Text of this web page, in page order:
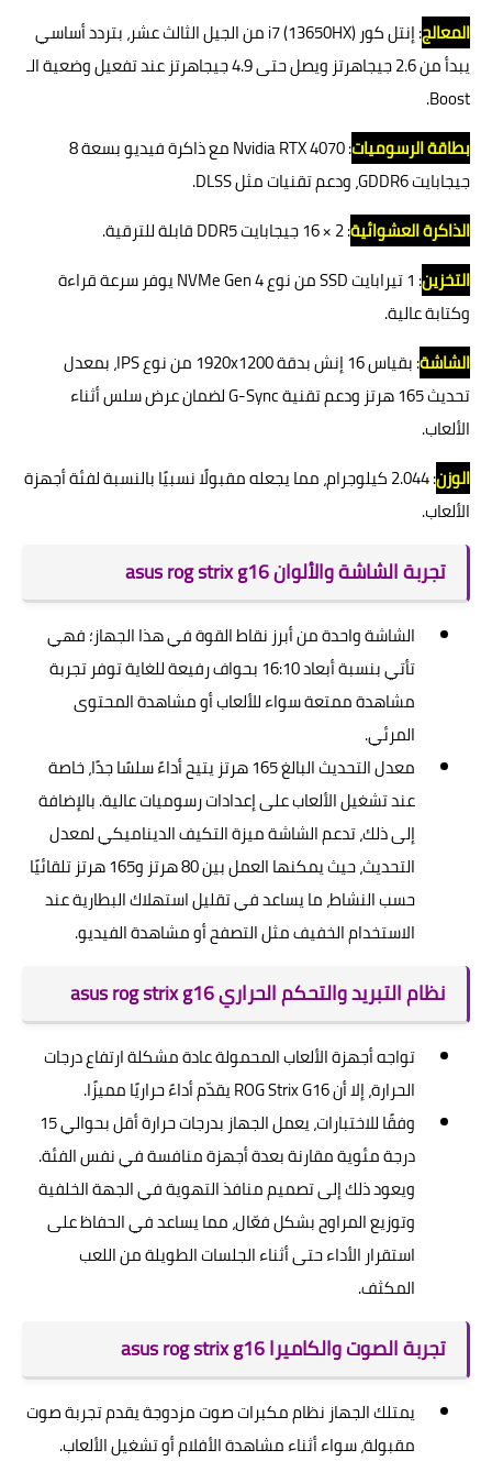
المعالج
: إنتل كور i7 (13650HX) من الجيل الثالث عشر، بتردد أساسي
يبدأ من 2.6 جيجاهرتز ويصل حتى 4.9 جيجاهرتز عند تفعيل وضعية الـ
Boost.
بطاقة الرسوميات
: Nvidia RTX 4070 مع ذاكرة فيديو بسعة 8
جيجابايت GDDR6، ودعم تقنيات مثل DLSS.
الذاكرة العشوائية: 2 × 16 جيجابايت DDR5 قابلة للترقية.
التخزين
: 1 تيرابايت SSD من نوع NVMe Gen 4 يوفر سرعة قراءة
وكتابة عالية.
الشاشة
: بقياس 16 إنش بدقة 1920x1200 من نوع IPS، بمعدل
تحديث 165 هرتز ودعم تقنية G-Sync لضمان عرض سلس أثناء
الألعاب.
الوزن
: 2.044 كيلوجرام، مما يجعله مقبولًا نسبيًا بالنسبة لفئة أجهزة
الألعاب.
تجربة الشاشة والألوان asus rog strix g16
الشاشة واحدة من أبرز نقاط القوة في هذا الجهاز؛ فهي
تأتي بنسبة أبعاد 16:10 بحواف رفيعة للغاية توفر تجربة
مشاهدة ممتعة سواء للألعاب أو مشاهدة المحتوى
المرئي.
معدل التحديث البالغ 165 هرتز يتيح أداءً سلسًا جدًا، خاصة
عند تشغيل الألعاب على إعدادات رسوميات عالية. بالإضافة
إلى ذلك، تدعم الشاشة ميزة التكيف الديناميكي لمعدل
التحديث، حيث يمكنها العمل بين 80 هرتز و165 هرتز تلقائيًا
حسب النشاط، ما يساعد في تقليل استهلاك البطارية عند
الاستخدام الخفيف مثل التصفح أو مشاهدة الفيديو.
نظام التبريد والتحكم الحراري asus rog strix g16
تواجه أجهزة الألعاب المحمولة عادة مشكلة ارتفاع درجات
الحرارة، إلا أن ROG Strix G16 يقدّم أداءً حراريًا مميزًا.
وفقًا للاختبارات، يعمل الجهاز بدرجات حرارة أقل بحوالي 15
درجة مئوية مقارنة بعدة أجهزة منافسة في نفس الفئة.
ويعود ذلك إلى تصميم منافذ التهوية في الجهة الخلفية
وتوزيع المراوح بشكل فعّال، مما يساعد في الحفاظ على
استقرار الأداء حتى أثناء الجلسات الطويلة من اللعب
المكثف.
تجربة الصوت والكاميرا asus rog strix g16
يمتلك الجهاز نظام مكبرات صوت مزدوجة يقدم تجربة صوت
مقبولة، سواء أثناء مشاهدة الأفلام أو تشغيل الألعاب.